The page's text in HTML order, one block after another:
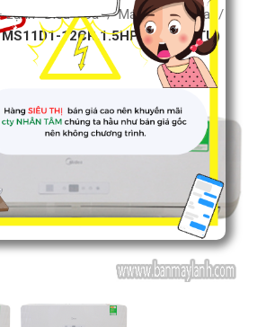
Lạnh- Điều Hòa
Máy lạnh Midea
12CR,1.5HP (12000BTU)